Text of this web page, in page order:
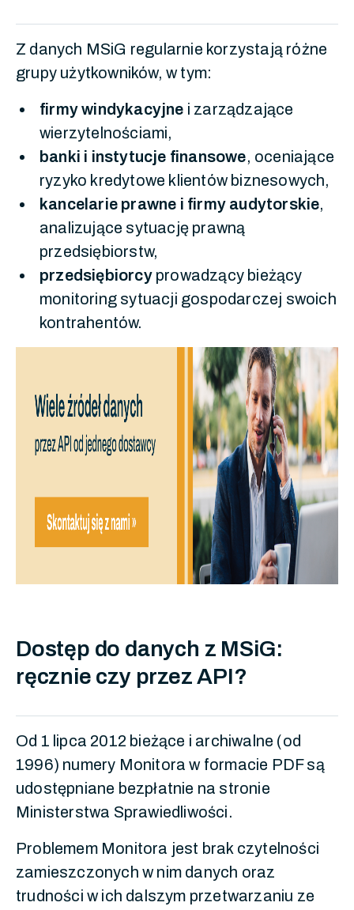
Z danych MSiG regularnie korzystają różne
grupy użytkowników, w tym:
firmy windykacyjne i zarządzające
wierzytelnościami,
banki i instytucje finansowe, oceniające
ryzyko kredytowe klientów biznesowych,
kancelarie prawne i firmy audytorskie,
analizujące sytuację prawną
przedsiębiorstw,
przedsiębiorcyprowadzący bieżący
monitoring sytuacji gospodarczej swoich
kontrahentów.
Dostęp do danych z MSiG:
ręcznie czy przez API?
Od 1 lipca 2012 bieżące i archiwalne (od
1996) numery Monitora w formacie PDF są
udostępniane bezpłatnie na stronie
Ministerstwa Sprawiedliwości.
Problemem Monitora jest brak czytelności
zamieszczonych w nim danych oraz
trudności w ich dalszym przetwarzaniu ze